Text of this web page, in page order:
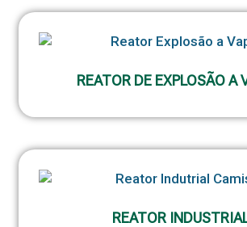
REATOR DE EXPLOSÃO A
REATOR